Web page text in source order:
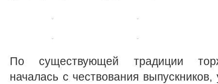
По существующей традиции
началась с чествования